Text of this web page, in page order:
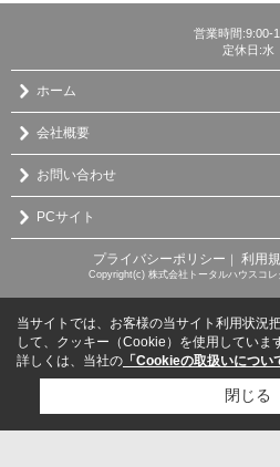
営業時間:9:00-
定休日:水
ホーム
会社概要
お問い合わせ
PCサイト
プライバシーポリシー ｜ 利用
Copyright(c) 株式会社トータルハウスコ
当サイトでは、お客様の当サイト利用状況
して、クッキー（Cookie）を使用していま
詳しくは、当社の 「Cookieの取扱いについ
閉じる